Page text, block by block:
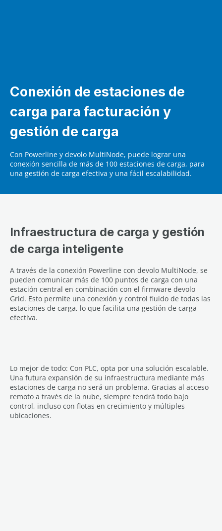
Conexión de estaciones de
carga para facturación y
gestión de carga
Con Powerline y devolo MultiNode, puede lograr una
conexión sencilla de más de 100 estaciones de carga, para
una gestión de carga efectiva y una fácil escalabilidad.
Infraestructura de carga y gestión
de carga inteligente
A través de la conexión Powerline con devolo MultiNode, se
pueden comunicar más de 100 puntos de carga con una
estación central en combinación con el firmware devolo
Grid. Esto permite una conexión y control fluido de todas las
estaciones de carga, lo que facilita una gestión de carga
efectiva.
Lo mejor de todo: Con PLC, opta por una solución escalable.
Una futura expansión de su infraestructura mediante más
estaciones de carga no será un problema. Gracias al acceso
remoto a través de la nube, siempre tendrá todo bajo
control, incluso con flotas en crecimiento y múltiples
ubicaciones.